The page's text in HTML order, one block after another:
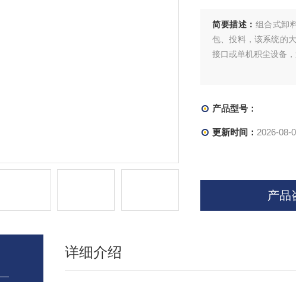
简要描述： 组合式卸
包、投料，该系统的
接口或单机积尘设备
产品型号：
更新时间： 2026-08-
产品
详细介绍